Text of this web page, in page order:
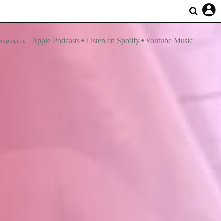
Apple Podcasts Listen on Spotify Youtube Music